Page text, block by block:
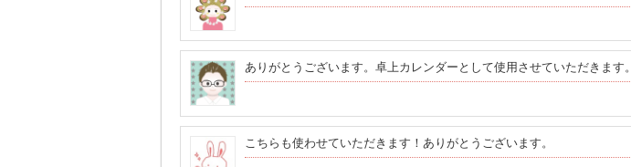
ありがとうございます。卓上カレンダーとして使用させていただきます。
こちらも使わせていただきます！ありがとうございます。